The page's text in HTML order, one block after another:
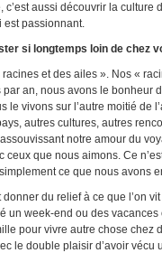
aussi découvrir la culture
est passionnant.
si longtemps loin de chez
et des ailes ». Nos «
an, nous avons le bonheur
le vivons sur l’autre moitié de
autres cultures, autres
notre amour du
ceux que nous aimons. Ce
ce que nous avons
du relief à ce que l’on
un week-end ou des
pour vivre autre chose chez
le double plaisir d’avoir vécu